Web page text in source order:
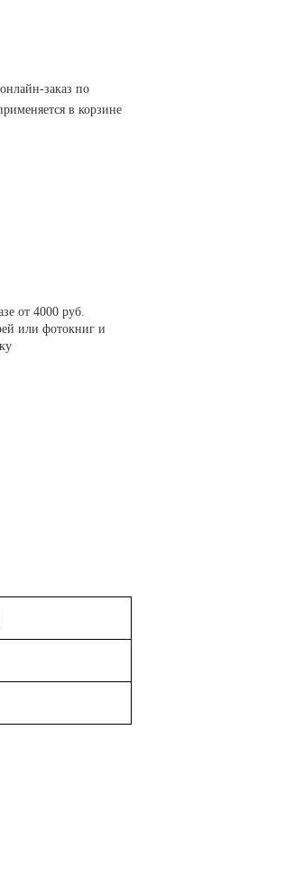
заказ по
в корзине
от 4000 руб.
или фотокниг и